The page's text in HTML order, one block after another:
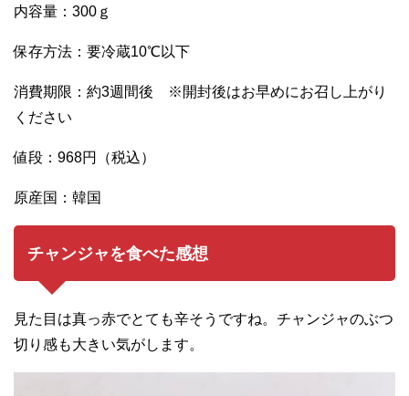
内容量：300ｇ
保存方法：要冷蔵10℃以下
消費期限：約3週間後 ※開封後はお早めにお召し上がり
ください
値段：968円（税込）
原産国：韓国
チャンジャを食べた感想
見た目は真っ赤でとても辛そうですね。チャンジャのぶつ
切り感も大きい気がします。